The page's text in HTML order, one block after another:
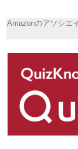
Amazonのアソシエ